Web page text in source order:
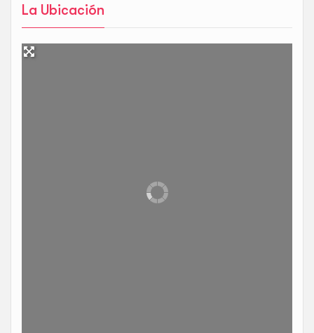
La Ubicación